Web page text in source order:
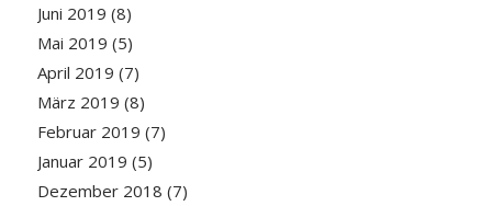
Juni 2019 (8)
Mai 2019 (5)
April 2019 (7)
März 2019 (8)
Februar 2019 (7)
Januar 2019 (5)
Dezember 2018 (7)